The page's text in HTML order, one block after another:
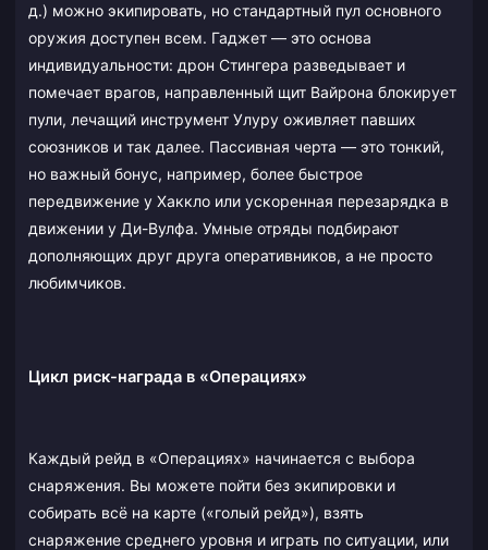
д.) можно экипировать, но стандартный пул основного
оружия доступен всем. Гаджет — это основа
индивидуальности: дрон Стингера разведывает и
помечает врагов, направленный щит Вайрона блокирует
пули, лечащий инструмент Улуру оживляет павших
союзников и так далее. Пассивная черта — это тонкий,
но важный бонус, например, более быстрое
передвижение у Хаккло или ускоренная перезарядка в
движении у Ди-Вулфа. Умные отряды подбирают
дополняющих друг друга оперативников, а не просто
любимчиков.
Цикл риск-награда в «Операциях»
Каждый рейд в «Операциях» начинается с выбора
снаряжения. Вы можете пойти без экипировки и
собирать всё на карте («голый рейд»), взять
снаряжение среднего уровня и играть по ситуации, или